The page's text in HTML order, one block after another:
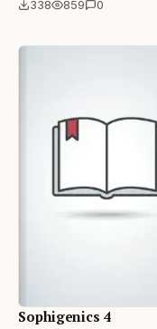
338 859 0
Sophigenics 4